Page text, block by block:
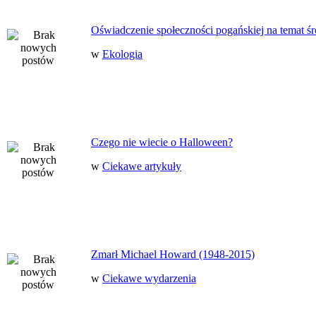
Oświadczenie społeczności pogańskiej na temat
w Ekologia
Czego nie wiecie o Halloween?
w Ciekawe artykuły
Zmarł Michael Howard (1948-2015)
w Ciekawe wydarzenia